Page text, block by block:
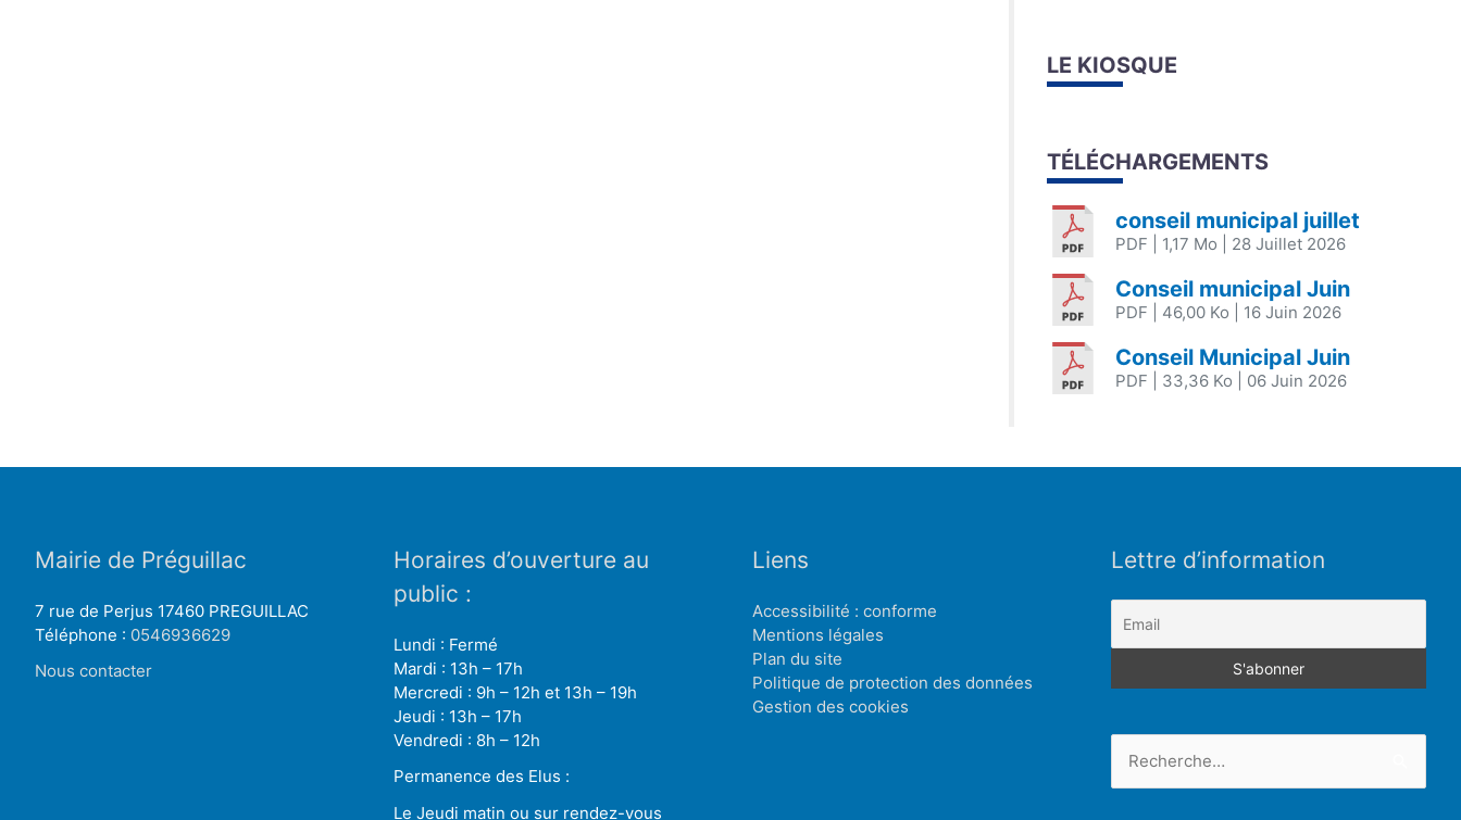
LE KIOSQUE
TÉLÉCHARGEMENTS
conseil municipal juillet
PDF | 1,17 Mo | 28 Juillet 2026
Conseil municipal Juin
PDF | 46,00 Ko | 16 Juin 2026
Conseil Municipal Juin
PDF | 33,36 Ko | 06 Juin 2026
Mairie de Préguillac
7 rue de Perjus 17460 PREGUILLAC
Téléphone : 0546936629
Nous contacter
Horaires d’ouverture au
public :
Lundi : Fermé
Mardi : 13h – 17h
Mercredi : 9h – 12h et 13h – 19h
Jeudi : 13h – 17h
Vendredi : 8h – 12h
Permanence des Elus :
Le Jeudi matin ou sur rendez-vous
Liens
Accessibilité : conforme
Mentions légales
Plan du site
Politique de protection des données
Gestion des cookies
Lettre d’information